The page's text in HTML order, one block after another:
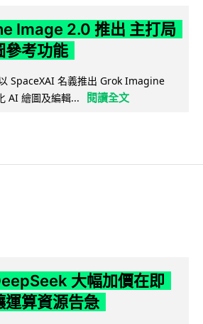
Image 2.0 推出 主打局
參考功能
SpaceXAI 名義推出 Grok Imagine
AI 繪圖及編輯...
閱讀全文
大幅加價在即
運算資源告急